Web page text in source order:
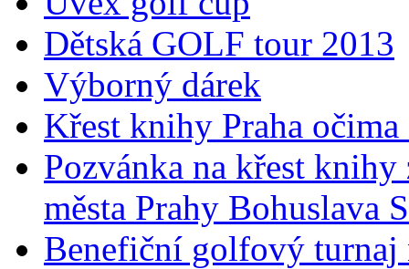
Dětská GOLF tour 2013
Výborný dárek
Křest knihy Praha očima
Pozvánka na křest
města Prahy Bohuslava
Benefiční golfový turnaj